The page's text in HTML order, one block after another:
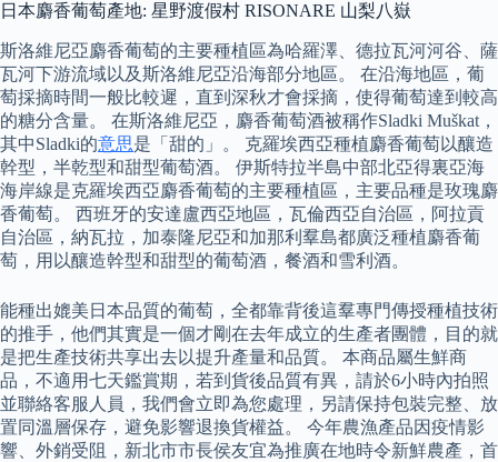
日本麝香葡萄產地: 星野渡假村 RISONARE 山梨八嶽
斯洛維尼亞麝香葡萄的主要種植區為哈羅澤、德拉瓦河河谷、薩
瓦河下游流域以及斯洛維尼亞沿海部分地區。 在沿海地區，葡
萄採摘時間一般比較遲，直到深秋才會採摘，使得葡萄達到較高
的糖分含量。 在斯洛維尼亞，麝香葡萄酒被稱作Sladki Muškat，
其中Sladki的意思是「甜的」。 克羅埃西亞種植麝香葡萄以釀造
幹型，半乾型和甜型葡萄酒。 伊斯特拉半島中部北亞得裏亞海
海岸線是克羅埃西亞麝香葡萄的主要種植區，主要品種是玫瑰麝
香葡萄。 西班牙的安達盧西亞地區，瓦倫西亞自治區，阿拉貢
自治區，納瓦拉，加泰隆尼亞和加那利羣島都廣泛種植麝香葡
萄，用以釀造幹型和甜型的葡萄酒，餐酒和雪利酒。
能種出媲美日本品質的葡萄，全都靠背後這羣專門傳授種植技術
的推手，他們其實是一個才剛在去年成立的生產者團體，目的就
是把生產技術共享出去以提升產量和品質。 本商品屬生鮮商
品，不適用七天鑑賞期，若到貨後品質有異，請於6小時內拍照
並聯絡客服人員，我們會立即為您處理，另請保持包裝完整、放
置同溫層保存，避免影響退換貨權益。 今年農漁產品因疫情影
響、外銷受阻，新北市市長侯友宜為推廣在地時令新鮮農產，首